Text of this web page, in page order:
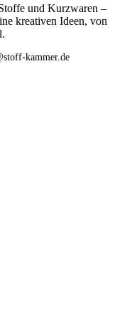
und Kurzwaren –
kreativen Ideen, von
kammer.de